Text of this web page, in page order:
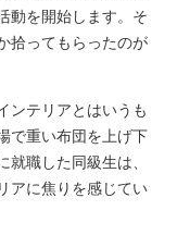
動を開始します。そ
拾ってもらったのが
ンテリアとはいうも
で重い布団を上げ下
職した同級生は、
アに焦りを感じてい